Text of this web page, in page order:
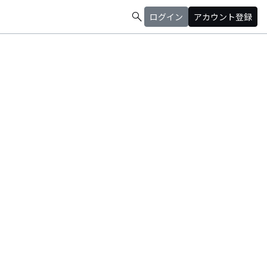
search ログイン アカウント登録